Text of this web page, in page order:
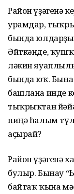
Район үҙәгенә
урамдар,
бында юлдарҙы
Әйткәнде,
ләкин
бында юҡ.
башлана инде
тыҡрыҡтан
ниңә һалым
аҫырай?
Район үҙәгенә
булыр. Бынау
байтаҡ ҡына